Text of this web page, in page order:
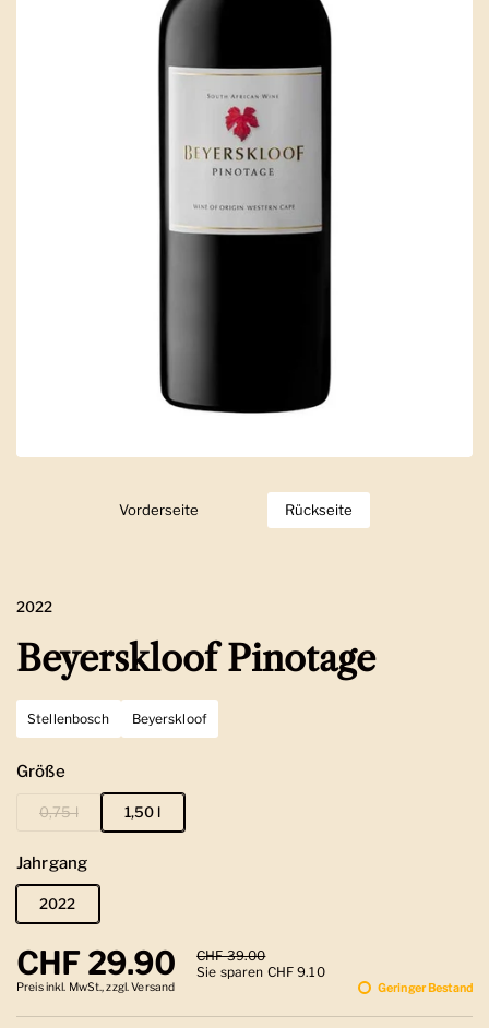
Zeige Folie 1
Vorderseite Zeige Folie 2
Rückseite
2022
Beyerskloof Pinotage
Stellenbosch Beyerskloof
Größe
0,75 l 1,50 l
Jahrgang
2022
Regulärer Preis
CHF 29.90 Sale-Preis
CHF 39.00
Sie sparen CHF 9.10
Preis inkl. MwSt., zzgl. Versand Geringer Bestand